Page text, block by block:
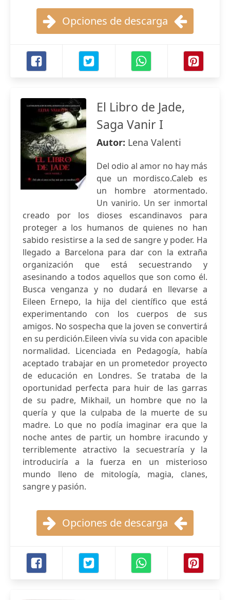
Opciones de descarga
El Libro de Jade,
Saga Vanir I
Autor: Lena Valenti
Del odio al amor no hay más
que un mordisco.Caleb es
un hombre atormentado.
Un vanirio. Un ser inmortal
creado por los dioses escandinavos para
proteger a los humanos de quienes no han
sabido resistirse a la sed de sangre y poder. Ha
llegado a Barcelona para dar con la extraña
organización que está secuestrando y
asesinando a todos aquellos que son como él.
Busca venganza y no dudará en llevarse a
Eileen Ernepo, la hija del científico que está
experimentando con los cuerpos de sus
amigos. No sospecha que la joven se convertirá
en su perdición.Eileen vivía su vida con apacible
normalidad. Licenciada en Pedagogía, había
aceptado trabajar en un prometedor proyecto
de educación en Londres. Se trataba de la
oportunidad perfecta para huir de las garras
de su padre, Mikhail, un hombre que no la
quería y que la culpaba de la muerte de su
madre. Lo que no podía imaginar era que la
noche antes de partir, un hombre iracundo y
terriblemente atractivo la secuestraría y la
introduciría a la fuerza en un misterioso
mundo lleno de mitología, magia, clanes,
sangre y pasión.
Opciones de descarga